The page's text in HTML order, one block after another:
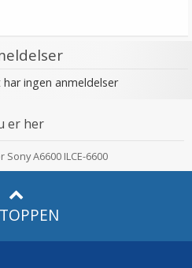
ingen anmeldelser
er her
A6600 ILCE-6600